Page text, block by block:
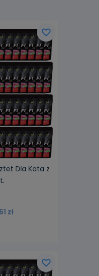
Dla Kota z
zł